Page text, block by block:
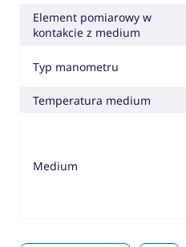
Element pomiarowy w
kontakcie z medium
Typ manometru
Temperatura medium
Medium